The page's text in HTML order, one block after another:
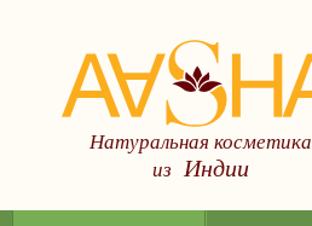
Натуральная косметика
из Индии